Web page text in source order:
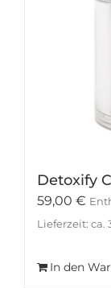
Detoxify
59,00 €
Lieferzeit: ca.
In den